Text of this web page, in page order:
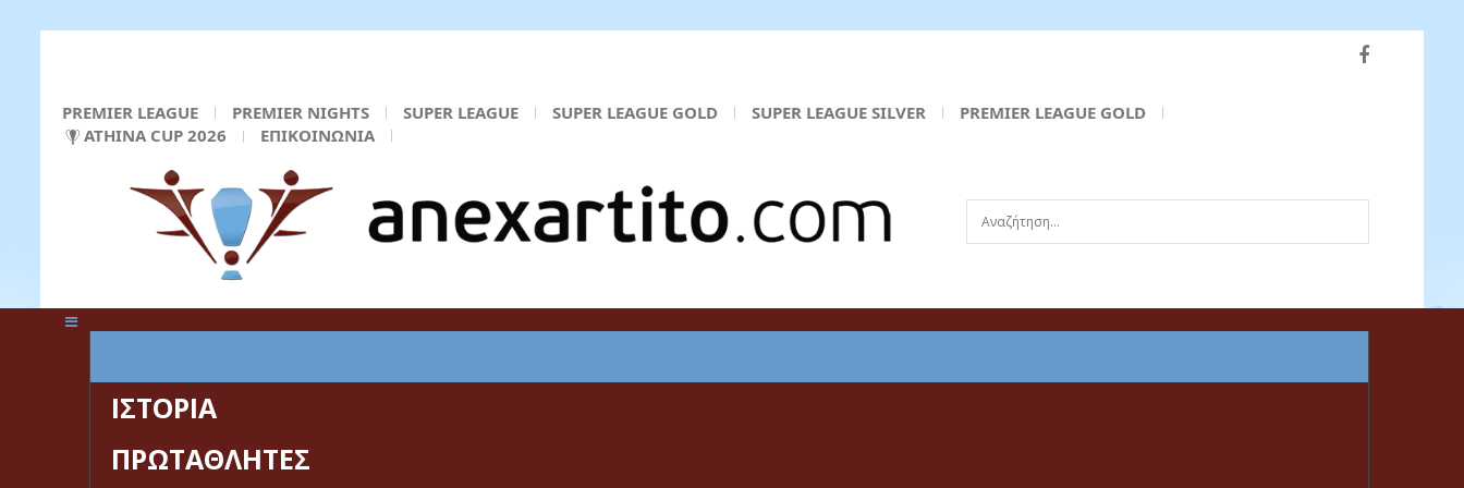
PREMIER LEAGUE PREMIER NIGHTS SUPER LEAGUE SUPER LEAGUE GOLD SUPER LEAGUE SILVER
PREMIER LEAGUE GOLD
ATHINA CUP 2026
ΕΠΙΚΟΙΝΩΝΙΑ
Αναζήτηση...
ΙΣΤΟΡΙΑ
ΠΡΩΤΑΘΛΗΤΕΣ